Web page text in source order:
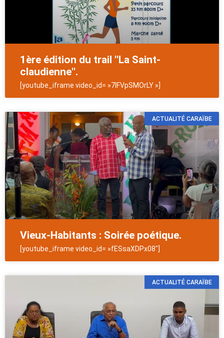
1ère édition du trail ''La Saint-
claudienne''.
[youtube_iframe video_id= »7lFVpSMOrLY »]
ACTUALITÉ CARAÏBE
Vieux-Habitants : Soirée poétique.
[youtube_iframe video_id= »fESsaXDPx08″]
ACTUALITÉ CARAÏBE